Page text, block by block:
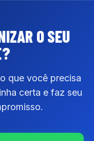
O SEU
que você precisa
certa e faz seu